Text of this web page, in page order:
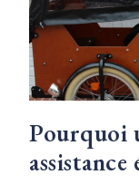
Pourquoi